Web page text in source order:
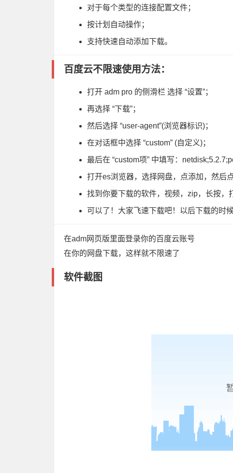
对于每个类型的连接配置文件；
按计划自动操作；
支持快速自动添加下载。
百度云不限速使用方法：
打开 adm pro 的侧滑栏 选择 “设置”；
再选择 “下载”；
然后选择 “user-agent”(浏览器标识)；
在对话框中选择 “custom” (自定义)；
最后在 “custom项” 中填写：
打开es浏览器，选择网盘，点添加，然后
找到你要下载的软件，视频，zip，长按，
可以了！大家飞速下载吧！以后下载的时
在adm网页版里面登录你的百度云账号
在你的网盘下载，这样就不限速了
软件截图